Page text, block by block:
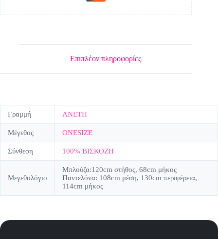
Επιπλέον πληροφορίες
Γραμμή ΑΝΕΤΗ
Μέγεθος ONESIZE
Σύνθεση 100% ΒΙΣΚΟΖΗ
Μεγεθολόγιο
Μπλούζα:120cm στήθος, 68cm μήκος
Παντελόνα: 108cm μέση, 130cm περιφέρεια,
114cm μήκος